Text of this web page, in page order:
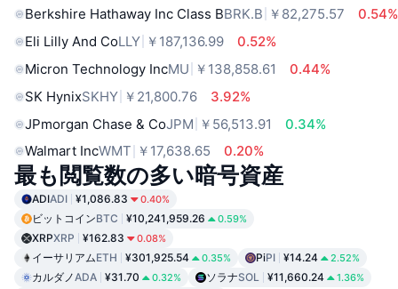
Berkshire Hathaway Inc Class BBRK.B ￥82,275.57
0.54%
Eli Lilly And CoLLY ￥187,136.99
0.52%
Micron Technology IncMU ￥138,858.61
0.44%
SK HynixSKHY ￥21,800.76
3.92%
JPmorgan Chase & CoJPM ￥56,513.91
0.34%
Walmart IncWMT ￥17,638.65 0.20%
最も閲覧数の多い暗号資産
ADIADI ¥1,086.83 0.40%
ビットコインBTC ¥10,241,959.26 0.59%
XRPXRP ¥162.83 0.08%
イーサリアムETH ¥301,925.54 0.35% PiPI ¥14.24 2.52%
カルダノADA ¥31.70 0.32% ソラナSOL ¥11,660.24 1.36%